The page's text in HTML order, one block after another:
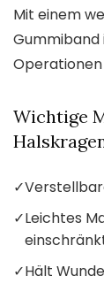
Mit einem
Gummiband
Wichtige
✓
✓Leichtes
✓Hält